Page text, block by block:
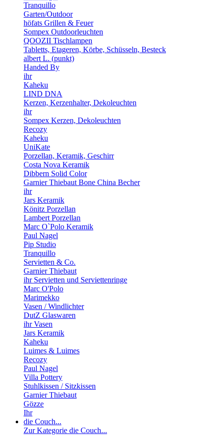
Tranquillo
Garten/Outdoor
höfats Grillen & Feuer
Sompex Outdoorleuchten
QOOZII Tischlampen
Tabletts, Etageren, Körbe, Schüsseln, Besteck
albert L. (punkt)
Handed By
ihr
Kaheku
LIND DNA
Kerzen, Kerzenhalter, Dekoleuchten
ihr
Sompex Kerzen, Dekoleuchten
Recozy
Kaheku
UniKate
Porzellan, Keramik, Geschirr
Costa Nova Keramik
Dibbern Solid Color
Garnier Thiebaut Bone China Becher
ihr
Jars Keramik
Könitz Porzellan
Lambert Porzellan
Marc O`Polo Keramik
Paul Nagel
Pip Studio
Tranquillo
Servietten & Co.
Garnier Thiebaut
ihr Servietten und Serviettenringe
Marc O'Polo
Marimekko
Vasen / Windlichter
DutZ Glaswaren
ihr Vasen
Jars Keramik
Kaheku
Luimes & Luimes
Recozy
Paul Nagel
Villa Pottery
Stuhlkissen / Sitzkissen
Garnier Thiebaut
Gözze
Ihr
die Couch...
Zur Kategorie die Couch...